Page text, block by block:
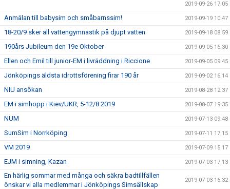
2019-09-26 17:05
Anmälan till babysim och småbarnssim! 2019-09-19 10:47
18-20/9 sker all vattengymnastik på djupt vatten 2019-09-18 08:59
190års Jubileum den 19e Oktober 2019-09-05 16:30
Ellen och Emil till junior-EM i livräddning i Riccione 2019-09-05 09:45
Jönköpings äldsta idrottsförening firar 190 år 2019-09-02 16:14
NIU ansökan 2019-08-28 12:37
EM i simhopp i Kiev/UKR, 5-12/8 2019 2019-08-07 19:35
NUM 2019-07-13 09:48
SumSim i Norrköping 2019-07-11 17:15
VM 2019 2019-07-09 15:17
EJM i simning, Kazan 2019-07-03 17:13
En härlig sommar med många och säkra badtillfällen
önskar vi alla medlemmar i Jönköpings Simsällskap
2019-07-03 16:32